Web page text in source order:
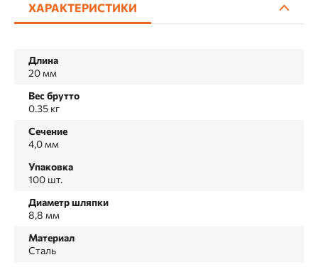
ХАРАКТЕРИСТИКИ
Длина
20 мм
Вес брутто
0.35 кг
Сечение
4,0 мм
Упаковка
100 шт.
Диаметр шляпки
8,8 мм
Материал
Сталь